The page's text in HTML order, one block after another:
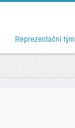
Reprezentační tým